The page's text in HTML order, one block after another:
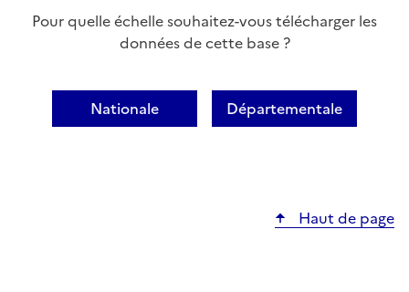
Pour quelle échelle souhaitez-vous télécharger les
données de cette base ?
Nationale Départementale
Haut de page